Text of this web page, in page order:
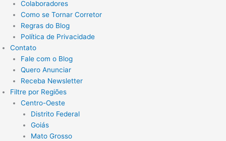
Colaboradores
Como se Tornar Corretor
Regras do Blog
Política de Privacidade
Contato
Fale com o Blog
Quero Anunciar
Receba Newsletter
Filtre por Regiões
Centro-Oeste
Distrito Federal
Goiás
Mato Grosso